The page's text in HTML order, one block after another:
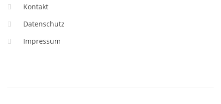
Kontakt
Datenschutz
Impressum